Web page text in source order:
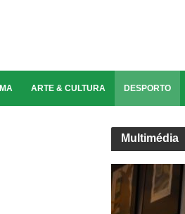
ARTE & CULTURA DESPORTO
Multimédia